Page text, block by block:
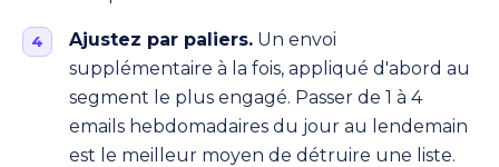
Ajustez par paliers. Un envoi
supplémentaire à la fois, appliqué d'abord au
segment le plus engagé. Passer de 1 à 4
emails hebdomadaires du jour au lendemain
est le meilleur moyen de détruire une liste.